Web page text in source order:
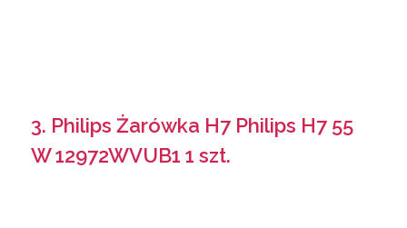
3. Philips Żarówka H7 Philips H7 55
W 12972WVUB1 1 szt.